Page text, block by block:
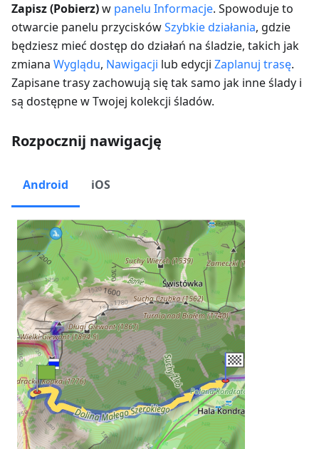
Zapisz (Pobierz)w panelu Informacje. Spowoduje to
otwarcie panelu przyciskówSzybkie działania, gdzie
będziesz mieć dostęp do działań na śladzie, takich jak
zmiana Wyglądu, Nawigacji lub edycji Zaplanuj trasę.
Zapisane trasy zachowują się tak samo jak inne ślady i
są dostępne w Twojej kolekcji śladów.
Rozpocznij nawigację
Android iOS